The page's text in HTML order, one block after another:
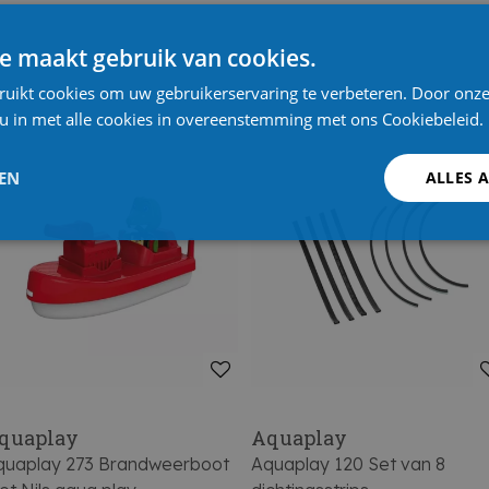
273 Brandweerboot
Aquaplay
Aquaplay 120 Set van 8
maakt gebruik van cookies.
cookies om uw gebruikerservaring te verbeteren. Door
in met alle cookies in overeenstemming met ons Cookiebeleid.
ALLES